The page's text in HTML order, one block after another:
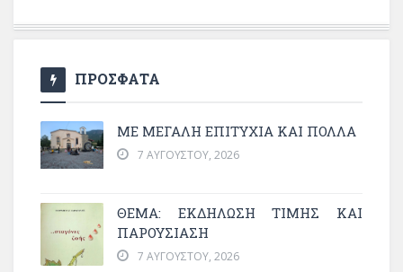
ΠΡΟΣΦΑΤΑ
ΜΕ ΜΕΓΆΛΗ ΕΠΙΤΥΧΊΑ ΚΑΙ ΠΟΛΛΆ
7 ΑΥΓΟΎΣΤΟΥ, 2026
ΘΈΜΑ: ΕΚΔΉΛΩΣΗ ΤΙΜΉΣ ΚΑΙ
ΠΑΡΟΥΣΊΑΣΗ
7 ΑΥΓΟΎΣΤΟΥ, 2026